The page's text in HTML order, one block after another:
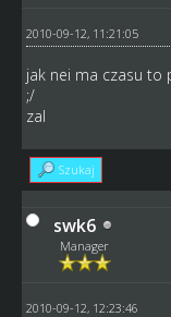
2010-09-12, 11:21:05
jak nei ma czasu to
;/
zal
Szukaj
swk6
Manager
2010-09-12, 12:23:46